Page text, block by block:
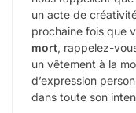
un acte de
prochaine fois que
mort, rappelez-
un vêtement à la
d’expression
dans toute son